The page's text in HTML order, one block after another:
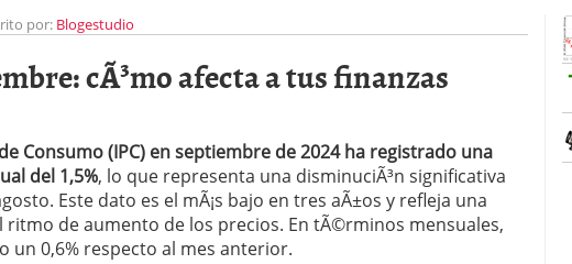
de convenio en pymes: la obligación que muchas empresas
por: Blogestudio
cÃ³mo afecta a tus finanzas
Consumo (IPC) en septiembre de 2024 ha registrado una
del 1,5%, lo que representa una disminuciÃ³n significativa
Este dato es el mÃ¡s bajo en tres aÃ±os y refleja una
ritmo de aumento de los precios. En tÃ©rminos mensuales,
un 0,6% respecto al mes anterior.